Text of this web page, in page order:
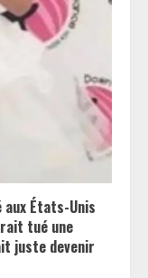
États-Unis
tué une
juste devenir